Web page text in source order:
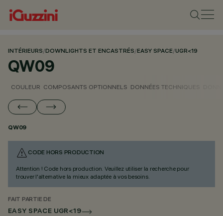
INTÉRIEURS/DOWNLIGHTS ET ENCASTRÉS/EASY SPACE/UGR<19
QW09
COULEUR COMPOSANTS OPTIONNELS DONNÉES TECHNIQUES
QW09
CODE HORS PRODUCTION
Attention ! Code hors production. Veuillez utiliser la recherche pour
trouver l'alternative la mieux adaptée à vos besoins.
FAIT PARTIE DE
EASY SPACE UGR<19